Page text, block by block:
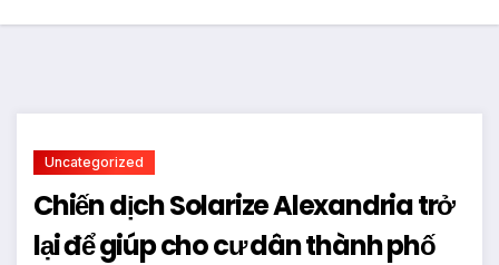
Uncategorized
Chiến dịch Solarize Alexandria trở
lại để giúp cho cư dân thành phố